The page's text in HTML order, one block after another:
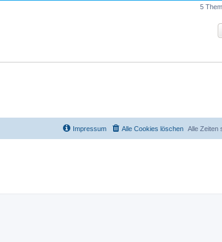
5
Alle Zeiten
Alle Cookies löschen
Impressum